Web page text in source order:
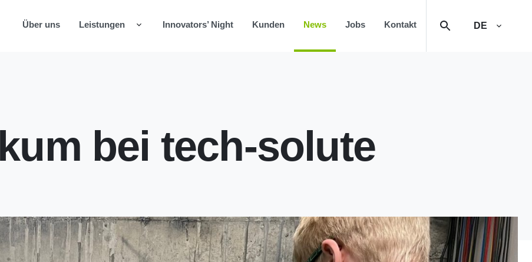
Über uns Leistungen Innovators’ Night Kunden News Jobs Kontakt DE
bei tech-solute